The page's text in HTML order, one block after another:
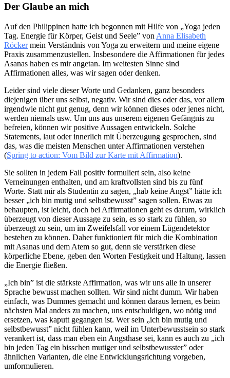
Der Glaube an mich
Auf den Philippinen hatte ich begonnen mit Hilfe von „Yoga jeden
Tag. Energie für Körper, Geist und Seele” von Anna Elisabeth
Röckermein Verständnis von Yoga zu erweitern und meine eigene
Praxis zusammenzustellen. Insbesondere die Affirmationen für jedes
Asanas haben es mir angetan. Im weitesten Sinne sind
Affirmationen alles, was wir sagen oder denken.
Leider sind viele dieser Worte und Gedanken, ganz besonders
diejenigen über uns selbst, negativ. Wir sind dies oder das, vor allem
irgendwie nicht gut genug, denn wir können dieses oder jenes nicht,
werden niemals usw. Um uns aus unserem eigenen Gefängnis zu
befreien, können wir positive Aussagen entwickeln. Solche
Statements, laut oder innerlich mit Überzeugung gesprochen, sind
das, was die meisten Menschen unter Affirmationen verstehen
(Spring to action: Vom Bild zur Karte mit Affirmation).
Sie sollten in jedem Fall positiv formuliert sein, also keine
Verneinungen enthalten, und am kraftvollsten sind bis zu fünf
Worte. Statt mir als Studentin zu sagen, „hab keine Angst” hätte ich
besser „ich bin mutig und selbstbewusst” sagen sollen. Etwas zu
behaupten, ist leicht, doch bei Affirmationen geht es darum, wirklich
überzeugt von dieser Aussage zu sein, es so stark zu fühlen, so
überzeugt zu sein, um im Zweifelsfall vor einem Lügendetektor
bestehen zu können. Daher funktioniert für mich die Kombination
mit Asanas und dem Atem so gut, denn sie verstärken diese
körperliche Ebene, geben den Worten Festigkeit und Haltung, lassen
die Energie fließen.
„Ich bin” ist die stärkste Affirmation, was wir uns alle in unserer
Sprache bewusst machen sollten. Wir sind nicht dumm. Wir haben
einfach, was Dummes gemacht und können daraus lernen, es beim
nächsten Mal anders zu machen, uns entschuldigen, wo nötig und
ersetzen, was kaputt gegangen ist. Wer sein „ich bin mutig und
selbstbewusst” nicht fühlen kann, weil im Unterbewusstsein so stark
verankert ist, dass man eben ein Angsthase sei, kann es auch zu „ich
bin jeden Tag ein bisschen mutiger und selbstbewusster” oder
ähnlichen Varianten, die eine Entwicklungsrichtung vorgeben,
umformulieren.